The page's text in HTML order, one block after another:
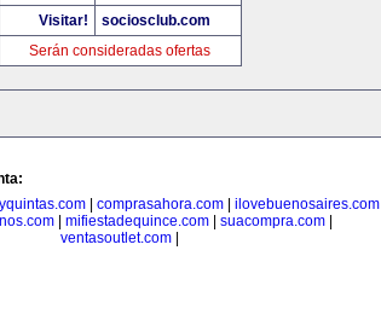
Visitar!
sociosclub.com
Serán consideradas ofertas
comprasahora.com ilovebuenosaires.com
mifiestadequince.com suacompra.com
ventasoutlet.com